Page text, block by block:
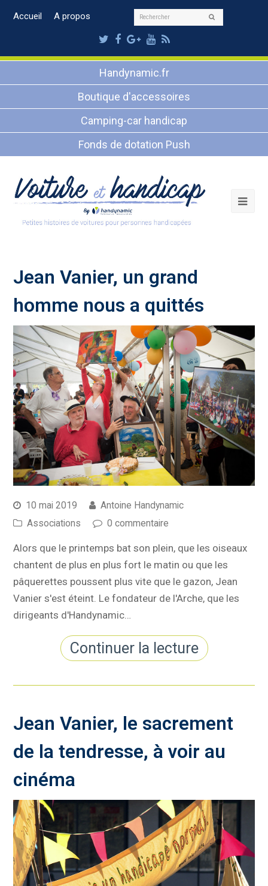
Accueil A propos Rechercher
Twitter
Facebook
Google
Plus
Youtube
RSS
Handynamic.fr
Boutique d'accessoires
Camping-car handicap
Fonds de dotation Push
Jean Vanier, un grand
homme nous a quittés
10 mai 2019
Antoine Handynamic
Associations
0 commentaire
Alors que le printemps bat son plein, que les oiseaux
chantent de plus en plus fort le matin ou que les
pâquerettes poussent plus vite que le gazon, Jean
Vanier s'est éteint. Le fondateur de l'Arche, que les
dirigeants d'Handynamic…
Continuer la lecture
Jean Vanier, le sacrement
de la tendresse, à voir au
cinéma